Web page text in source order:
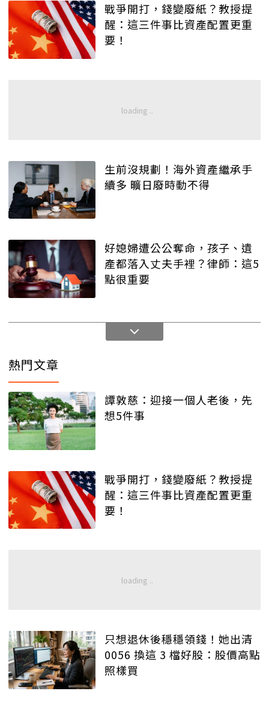
戰爭開打，錢變廢紙？教授提
醒：這三件事比資產配置更重
要！
生前沒規劃！海外資產繼承手
續多 曠日廢時動不得
好媳婦遭公公奪命，孩子、遺
產都落入丈夫手裡？律師：這5
點很重要
熱門文章
譚敦慈：迎接一個人老後，先
想5件事
戰爭開打，錢變廢紙？教授提
醒：這三件事比資產配置更重
要！
只想退休後穩穩領錢！她出清
0056 換這 3 檔好股：股價高點
照樣買